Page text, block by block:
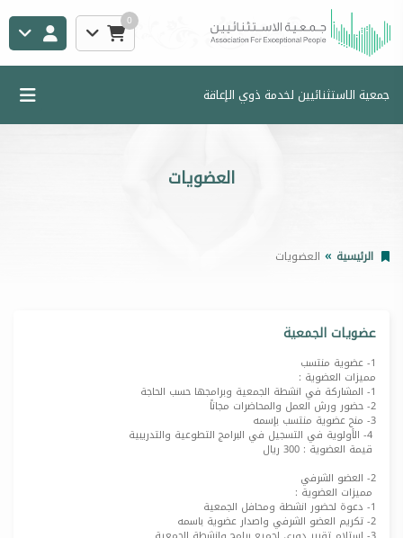
0
جمعية الاستثنائيين لخدمة ذوي الإعاقة
العضويات
الرئيسية العضويات
عضويات الجمعية
1- عضوية منتسب
مميزات العضوية :
1- المشاركة في انشطة الجمعية وبرامجها حسب الحاجة
2- حضور ورش العمل والمحاضرات مجاناً
3- منح عضوية منتسب بإسمه
قيمة العضوية : 300 ريال
2- العضو الشرفي
مميزات العضوية :
1- دعوة لحضور انشطة ومحافل الجمعية
2- تكريم العضو الشرفي واصدار عضوية باسمه